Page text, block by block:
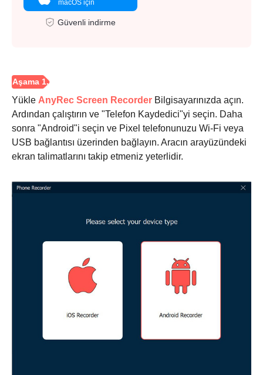
macOS için
Güvenli indirme
Yükle AnyRec Screen Recorder Bilgisayarınızda açın.
Ardından çalıştırın ve "Telefon Kaydedici"yi seçin. Daha
sonra "Android"i seçin ve Pixel telefonunuzu Wi-Fi veya
USB bağlantısı üzerinden bağlayın. Aracın arayüzündeki
ekran talimatlarını takip etmeniz yeterlidir.